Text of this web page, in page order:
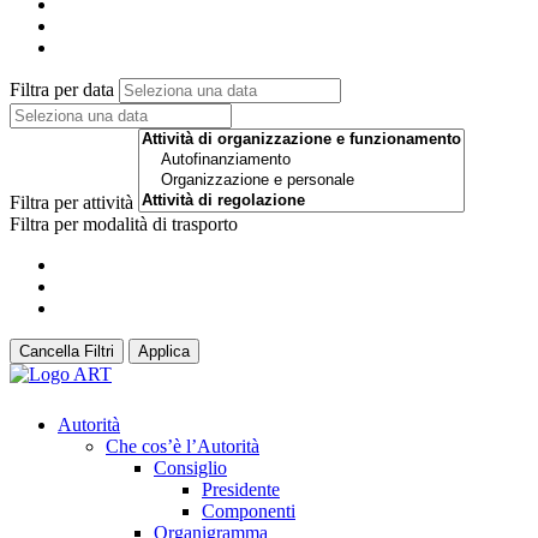
Filtra per data
Filtra per attività
Filtra per modalità di trasporto
Cancella Filtri Applica
Autorità
Che cos’è l’Autorità
Consiglio
Presidente
Componenti
Organigramma